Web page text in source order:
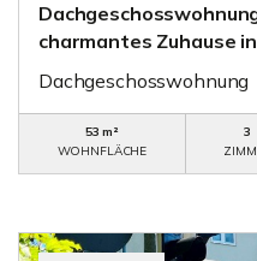
charmantes Zuhause
Dachgeschosswohnung
53 m²
WOHNFLÄCHE
3